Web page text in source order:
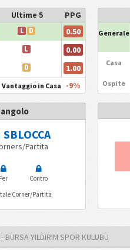
Ultime 5 PPG
L D 0.50
L 0.00
D 1.00
Vantaggio in Casa -9%
Generale
Casa
Ospite
SBLOCCA
Partita
Per
Contro
Corner/Partita
- BURSA YILDIRIM SPOR KULUBU